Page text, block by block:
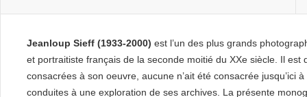
Jeanloup Sieff (1933-2000) est l’un des plus grands
et portraitiste français de la seconde moitié du XXe siècle. Il
consacrées à son oeuvre, aucune n’ait été consacrée
conduites à une exploration de ses archives. La présente